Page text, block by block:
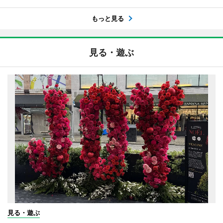
もっと見る
見る・遊ぶ
見る・遊ぶ